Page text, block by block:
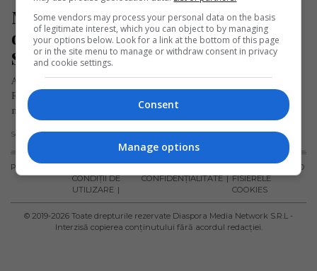
MAE: Autoritățile române salută
donația medicală din partea
Sanctității Sale Papa Francisc
Autoritățile române salută gestul Sanctității Sale Papa
Francisc de a dona cinci ventilatoare pulmonare și materiale
medicale Spitalului Județean din…
Scris de Daniela Stoica- joi, 23 aprilie 2020
PUBLICITATE
TERMENI ȘI
CONDIȚII DE
UTILIZARE
POLITICA DE
CONFIDENȚIALITATE
POLITICA PRIVIND
FISIERELE
COOKIES
© 2019-2026 Toate drepturile rezervate Diaspora Media Network S.R.L -
Interzisă copierea conținutului fără acordul redacției.
Some vendors may process your personal data on the basis
of legitimate interest, which you can object to by managing
your options below. Look for a link at the bottom of this page
or in the site menu to manage or withdraw consent in privacy
and cookie settings.
Consent
Manage options